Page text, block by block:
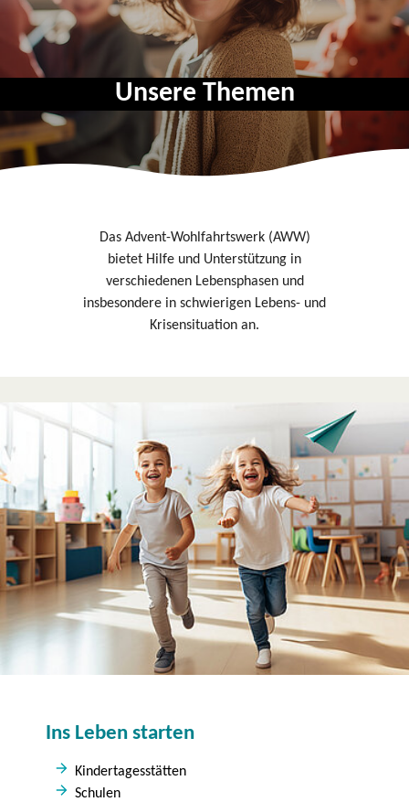
Unsere Themen
Das Advent-Wohlfahrtswerk (AWW)
bietet Hilfe und Unterstützung in
verschiedenen Lebensphasen und
insbesondere in schwierigen Lebens- und
Krisensituation an.
Ins Leben starten
Kindertagesstätten
Schulen